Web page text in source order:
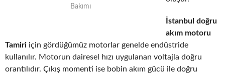
Bakımı
İstanbul doğru
akım motoru
Tamiri için gördüğümüz motorlar genelde endüstride
kullanılır. Motorun dairesel hızı uygulanan voltajla doğru
orantılıdır. Çıkış momenti ise bobin akım gücü ile doğru